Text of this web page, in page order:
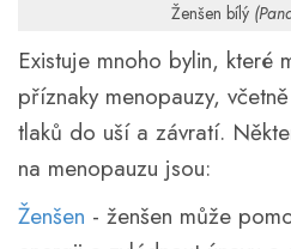
Ženšen bílý
Existuje mnoho bylin, které
příznaky menopauzy,
tlaků do uší a závratí.
na menopauzu jsou:
Ženšen - ženšen může